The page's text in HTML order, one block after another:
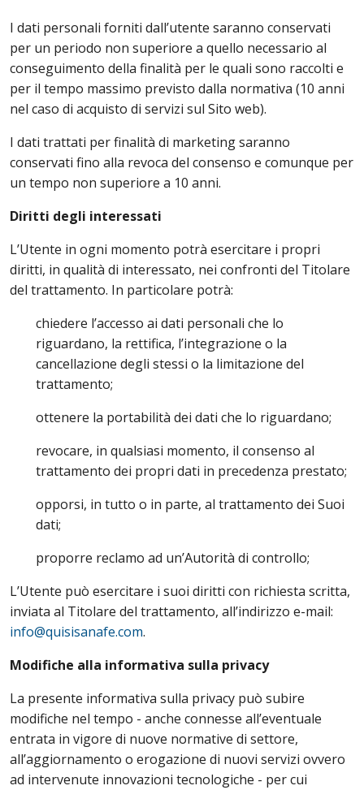
I dati personali forniti dall’utente saranno conservati
per un periodo non superiore a quello necessario al
conseguimento della finalità per le quali sono raccolti e
per il tempo massimo previsto dalla normativa (10 anni
nel caso di acquisto di servizi sul Sito web).
I dati trattati per finalità di marketing saranno
conservati fino alla revoca del consenso e comunque per
un tempo non superiore a 10 anni.
Diritti degli interessati
L’Utente in ogni momento potrà esercitare i propri
diritti, in qualità di interessato, nei confronti del Titolare
del trattamento. In particolare potrà:
chiedere l’accesso ai dati personali che lo
riguardano, la rettifica, l’integrazione o la
cancellazione degli stessi o la limitazione del
trattamento;
ottenere la portabilità dei dati che lo riguardano;
revocare, in qualsiasi momento, il consenso al
trattamento dei propri dati in precedenza prestato;
opporsi, in tutto o in parte, al trattamento dei Suoi
dati;
proporre reclamo ad un’Autorità di controllo;
L’Utente può esercitare i suoi diritti con richiesta scritta,
inviata al Titolare del trattamento, all’indirizzo e-mail:
info@quisisanafe.com.
Modifiche alla informativa sulla privacy
La presente informativa sulla privacy può subire
modifiche nel tempo - anche connesse all’eventuale
entrata in vigore di nuove normative di settore,
all’aggiornamento o erogazione di nuovi servizi ovvero
ad intervenute innovazioni tecnologiche - per cui